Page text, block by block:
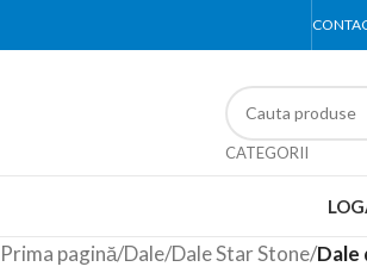
CATEGORII
Prima pagină/Dale/Dale Star Stone/Dale